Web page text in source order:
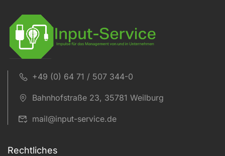
+49 (0) 64 71 / 507 344-0
Bahnhofstraße 23, 35781 Weilburg
mail@input-service.de
Rechtliches